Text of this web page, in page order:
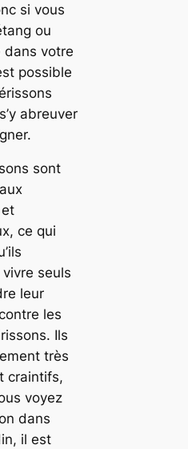
si vous
ou
dans votre
possible
abreuver
sont
ce qui
seuls
leur
les
Ils
très
craintifs,
voyez
dans
il est